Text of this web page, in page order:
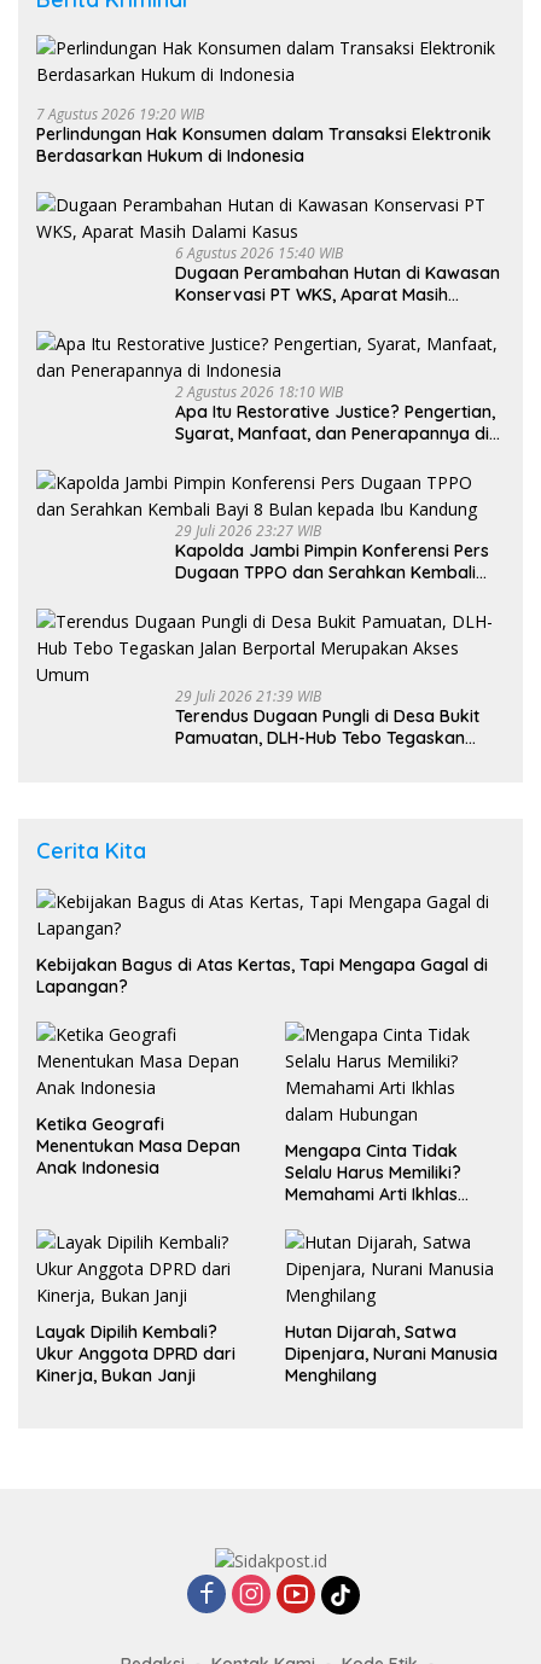
7 Agustus 2026 19:20 WIB
Perlindungan Hak Konsumen dalam Transaksi Elektronik
Berdasarkan Hukum di Indonesia
6 Agustus 2026 15:40 WIB
Dugaan Perambahan Hutan di Kawasan
Konservasi PT WKS, Aparat Masih
2 Agustus 2026 18:10 WIB
Apa Itu Restorative Justice? Pengertian,
Syarat, Manfaat, dan Penerapannya di
29 Juli 2026 23:27 WIB
Kapolda Jambi Pimpin Konferensi Pers
Dugaan TPPO dan Serahkan Kembali
29 Juli 2026 21:39 WIB
Terendus Dugaan Pungli di Desa Bukit
Pamuatan, DLH-Hub Tebo Tegaskan
Cerita Kita
Kebijakan Bagus di Atas Kertas, Tapi Mengapa Gagal di
Lapangan?
Ketika Geografi
Menentukan Masa Depan
Anak Indonesia
Mengapa Cinta Tidak
Selalu Harus Memiliki?
Memahami Arti Ikhlas
Layak Dipilih Kembali?
Ukur Anggota DPRD dari
Kinerja, Bukan Janji
Hutan Dijarah, Satwa
Dipenjara, Nurani Manusia
Menghilang